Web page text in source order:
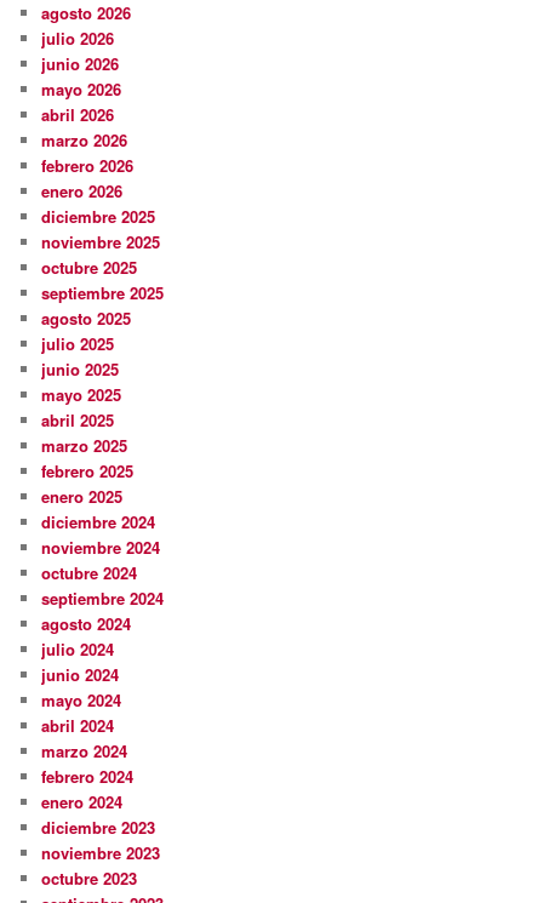
agosto 2026
julio 2026
junio 2026
mayo 2026
abril 2026
marzo 2026
febrero 2026
enero 2026
diciembre 2025
noviembre 2025
octubre 2025
septiembre 2025
agosto 2025
julio 2025
junio 2025
mayo 2025
abril 2025
marzo 2025
febrero 2025
enero 2025
diciembre 2024
noviembre 2024
octubre 2024
septiembre 2024
agosto 2024
julio 2024
junio 2024
mayo 2024
abril 2024
marzo 2024
febrero 2024
enero 2024
diciembre 2023
noviembre 2023
octubre 2023